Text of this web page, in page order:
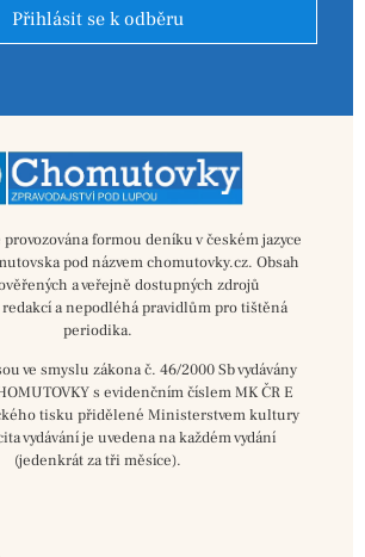
Přihlásit se k odběru
formou deníku v českém jazyce
pod názvem chomutovky.cz. Obsah
a veřejně dostupných zdrojů
redakcí a nepodléhá pravidlům pro tištěná
periodika.
ve smyslu zákona č. 46/2000 Sb vydávány
s evidenčním číslem MK ČR E
tisku přidělené Ministerstvem kultury
vydávání je uvedena na každém vydání
(jedenkrát za tři měsíce).